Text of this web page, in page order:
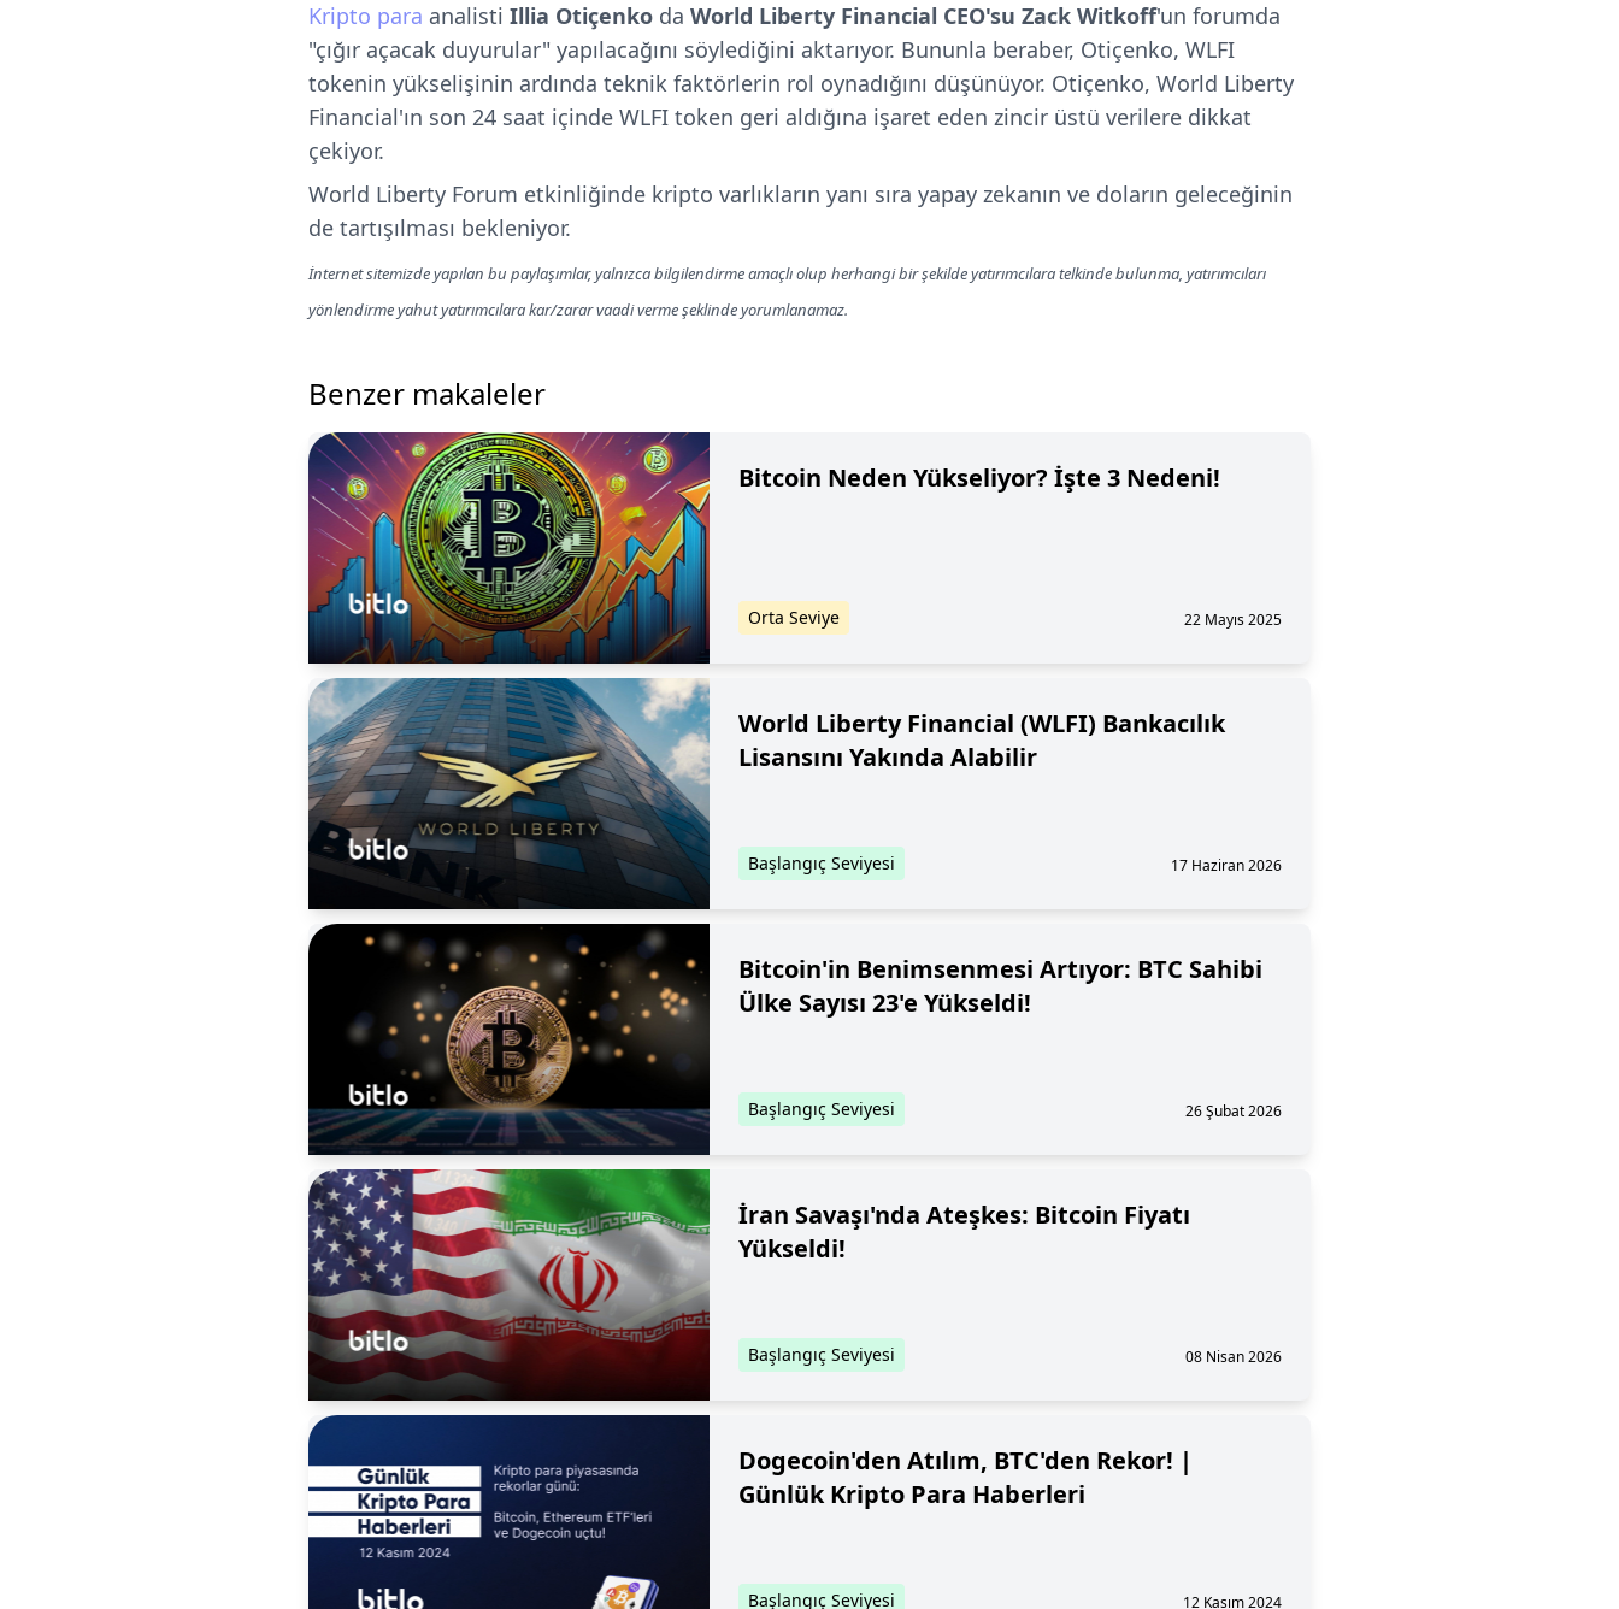
Kripto para analisti Illia Otiçenko da World Liberty Financial CEO'su Zack Witkoff'un forumda
"çığır açacak duyurular" yapılacağını söylediğini aktarıyor. Bununla beraber, Otiçenko, WLFI
tokenin yükselişinin ardında teknik faktörlerin rol oynadığını düşünüyor. Otiçenko, World Liberty
Financial'ın son 24 saat içinde WLFI token geri aldığına işaret eden zincir üstü verilere dikkat
çekiyor.
World Liberty Forum etkinliğinde kripto varlıkların yanı sıra yapay zekanın ve doların geleceğinin
de tartışılması bekleniyor.
İnternet sitemizde yapılan bu paylaşımlar, yalnızca bilgilendirme amaçlı olup herhangi bir şekilde yatırımcılara telkinde bulunma, yatırımcıları
yönlendirme yahut yatırımcılara kar/zarar vaadi verme şeklinde yorumlanamaz.
Benzer makaleler
Bitcoin Neden Yükseliyor? İşte 3 Nedeni!
Orta Seviye 22 Mayıs 2025
World Liberty Financial (WLFI) Bankacılık
Lisansını Yakında Alabilir
Başlangıç Seviyesi 17 Haziran 2026
Bitcoin'in Benimsenmesi Artıyor: BTC Sahibi
Ülke Sayısı 23'e Yükseldi!
Başlangıç Seviyesi 26 Şubat 2026
İran Savaşı'nda Ateşkes: Bitcoin Fiyatı
Yükseldi!
Başlangıç Seviyesi 08 Nisan 2026
Dogecoin'den Atılım, BTC'den Rekor! |
Günlük Kripto Para Haberleri
Başlangıç Seviyesi 12 Kasım 2024